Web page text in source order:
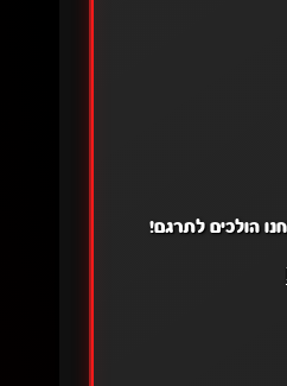
הולכים לתרגם!